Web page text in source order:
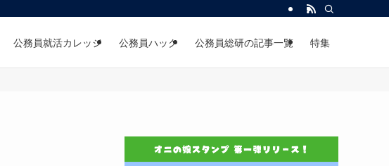
公務員就活カレッジ 公務員ハック 公務員総研の記事一覧 特集